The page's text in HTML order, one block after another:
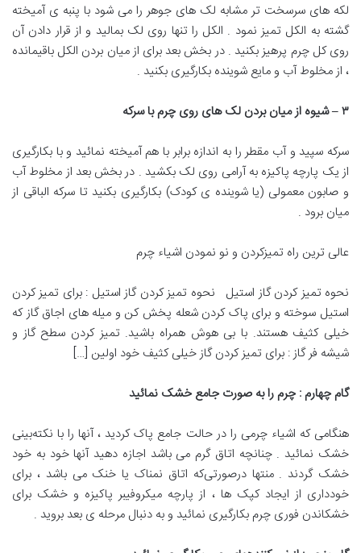
لکه های سرسخت‌ تر مشابه لک های جوهر‌ را می شود با پنبه ی آمیخته
گشته به الکل تمیز نمود . الکل را تنها روی لک بمالید و از قرار دادن‌ آن
روی کل چرم‌ پرهیز بکنید . در بخش بعد‌ برای از میان بردن‌ الکل باقیمانده
، از مخلوط‌ آب و مایع‌ شوینده بکارگیری بکنید .
۳–شیوه از میان بردن لک های روی چرم‌با سرکه
سرکه سپید و آب مقطر را به اندازه برابر با هم آمیخته نمائید و با بکارگیری
از یک پارچه پاکیزه به آرامی روی لک بکشید . در بخش بعد‌ از مخلوط‌ آب
و صابون معمولی (یا شوینده ی کودک) بکارگیری بکنید تا سرکه‌ الباقی از
میان برود .
عالی ترین راه تمیزکردن و نو نمودن اشیاء چرم‌
نحوه تمیز کردن گاز استیل نحوه تمیز کردن گاز استیل : برای تمیز کردن
استیل سوخته و برای پاک کردن شعله پخش کن و میله های اجاق گاز که
خیلی کثیف هستند. با بی هوش همراه باشید. تمیز کردن سطح گاز و
شیشه فر گاز : برای تمیز کردن گاز خیلی کثیف خود اولین […]
گام چهارم : چرم را به صورت جامع خشک نمائید
هنگامی که اشیاء چرمی را در حالت جامع پاک کردید ، آنها را با نکته‌بینی
خشک نمائید . چنانچه اتاق گرم می باشد اجازه‌ دهید آنها خود‌ به خود‌
خشک گردند . منتها درصورتی‌که اتاق نمناک یا خنک می باشد ، برای
خودداری از ایجاد کپک ها ، از پارچه میکروفیبر پاکیزه و خشک برای
خشکاندن فوری چرم‌ بکارگیری نمائید و به دنبال مرحله‌ ی بعد‌ بروید .